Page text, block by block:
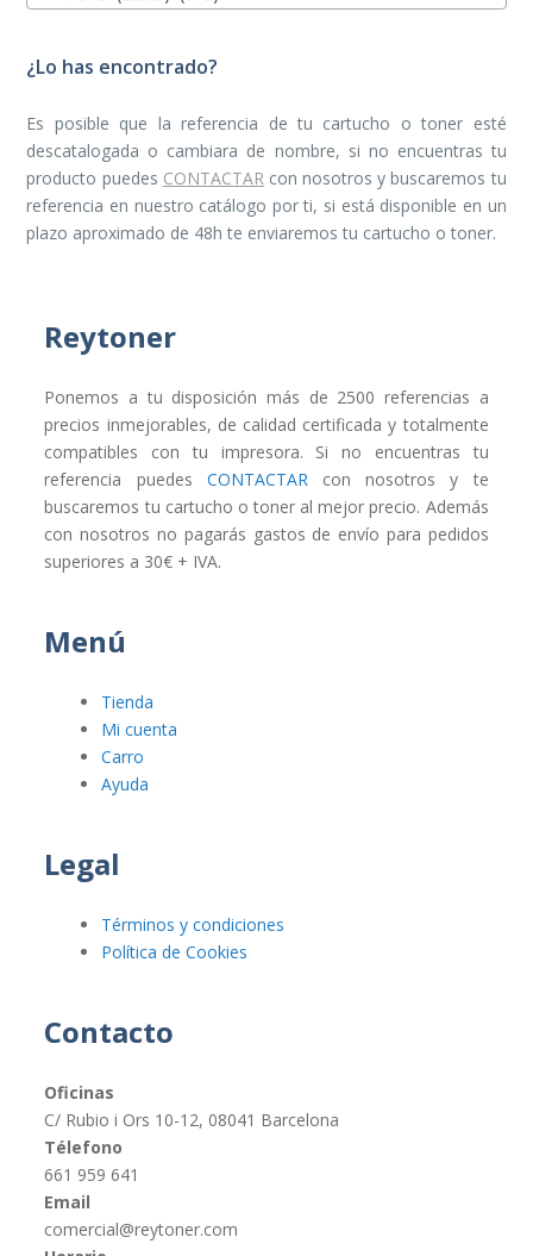
¿Lo has encontrado?
Es posible que la referencia de tu cartucho o toner esté
descatalogada o cambiara de nombre, si no encuentras tu
producto puedes CONTACTARcon nosotros y buscaremos tu
referencia en nuestro catálogo por ti, si está disponible en un
plazo aproximado de 48h te enviaremos tu cartucho o toner.
Reytoner
Ponemos a tu disposición más de 2500 referencias a
precios inmejorables, de calidad certificada y totalmente
compatibles con tu impresora. Si no encuentras tu
referencia puedes CONTACTARcon nosotros y te
buscaremos tu cartucho o toner al mejor precio. Además
con nosotros no pagarás gastos de envío para pedidos
superiores a 30€ + IVA.
Menú
Tienda
Mi cuenta
Carro
Ayuda
Legal
Términos y condiciones
Política de Cookies
Contacto
Oficinas
C/ Rubio i Ors 10-12, 08041 Barcelona
Télefono
661 959 641
Email
comercial@reytoner.com